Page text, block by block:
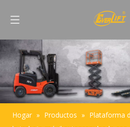
Hogar » Productos » Plataforma